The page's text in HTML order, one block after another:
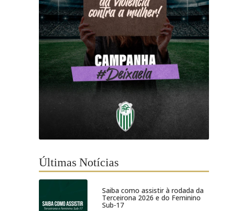
Últimas Notícias
Saiba como assistir à rodada da
Terceirona 2026 e do Feminino
Sub-17